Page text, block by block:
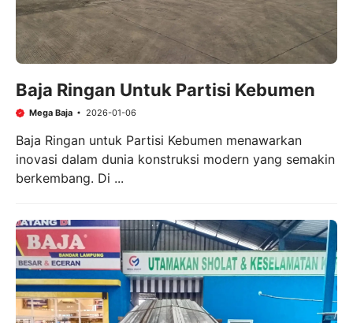
Baja Ringan Untuk Partisi Kebumen
Mega Baja 2026-01-06
Baja Ringan untuk Partisi Kebumen menawarkan
inovasi dalam dunia konstruksi modern yang semakin
berkembang. Di ...